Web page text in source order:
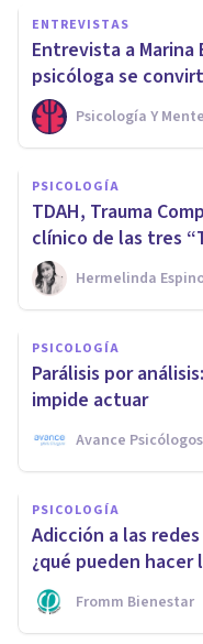
ENTREVISTAS
Entrevista a
psicóloga se
Psicología Y Mente
PSICOLOGÍA
TDAH, Trauma
clínico de las tres
Hermelinda
PSICOLOGÍA
Parálisis por
impide actuar
Avance Psicólogos
PSICOLOGÍA
Adicción a las
¿qué pueden hacer
Fromm Bienestar